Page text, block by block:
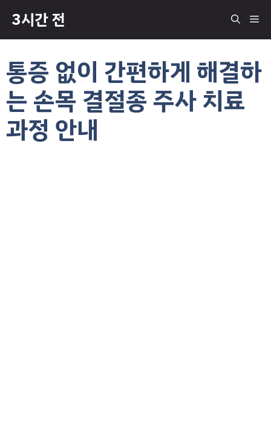
츠
뛰
3시간 전 메
뉴
통증 없이 간편하게 해결하
는 손목 결절종 주사 치료
과정 안내